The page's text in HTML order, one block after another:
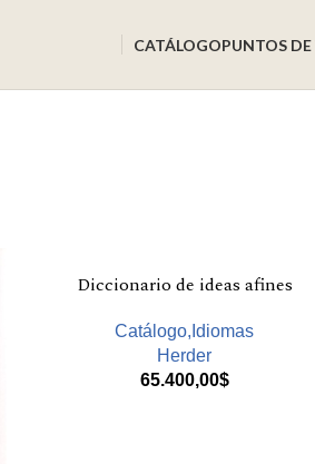
CATÁLOGOPUNTOS
Diccionario de ideas afines
Catálogo,Idiomas
Herder
65.400,00$